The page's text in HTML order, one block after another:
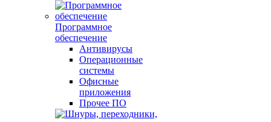
Программное
обеспечение
Антивирусы
Операционные
системы
Офисные
приложения
Прочее ПО